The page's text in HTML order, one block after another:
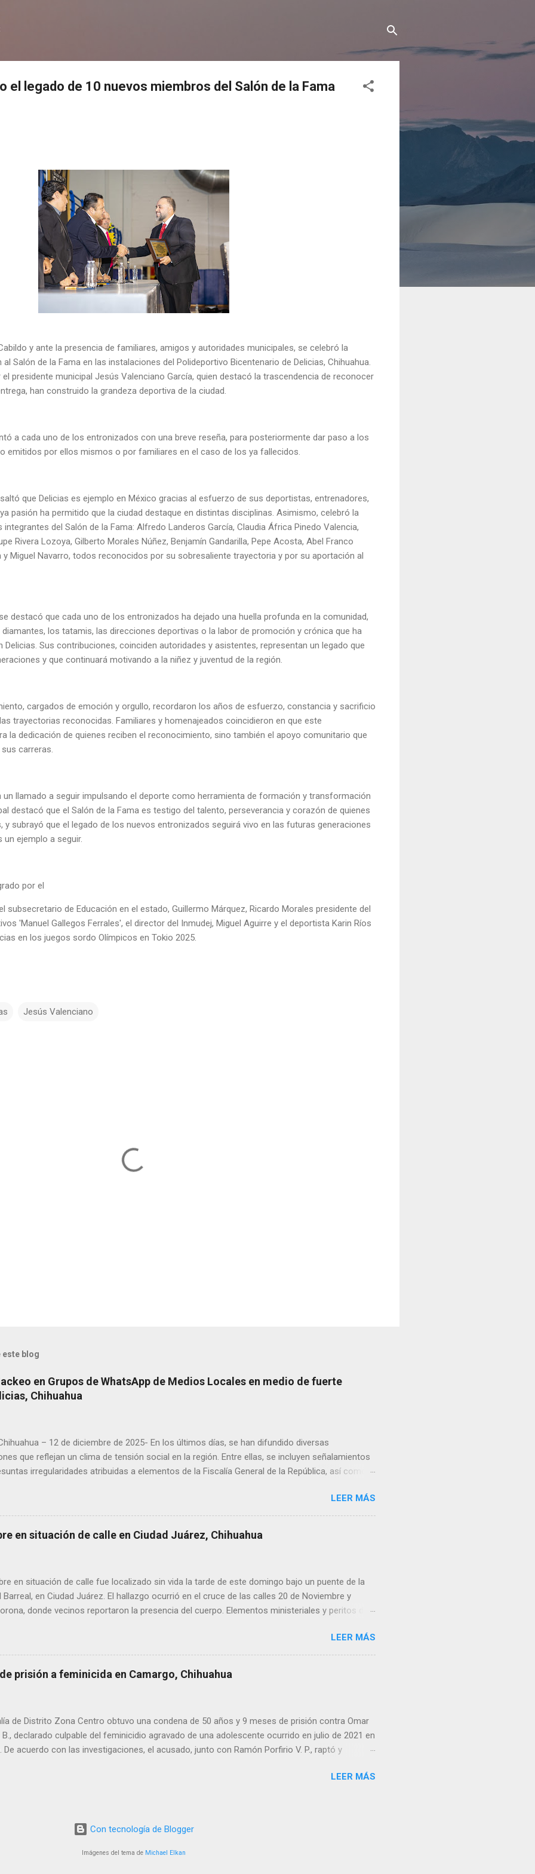
el legado de 10 nuevos miembros del Salón de la Fama
y ante la presencia de familiares, amigos y autoridades municipales, se celebró la
Salón de la Fama en las instalaciones del Polideportivo Bicentenario de Delicias, Chihuahua.
presidente municipal Jesús Valenciano García, quien destacó la trascendencia de reconocer
han construido la grandeza deportiva de la ciudad.
a cada uno de los entronizados con una breve reseña, para posteriormente dar paso a los
emitidos por ellos mismos o por familiares en el caso de los ya fallecidos.
que Delicias es ejemplo en México gracias al esfuerzo de sus deportistas, entrenadores,
pasión ha permitido que la ciudad destaque en distintas disciplinas. Asimismo, celebró la
del Salón de la Fama: Alfredo Landeros García, Claudia África Pinedo Valencia,
Rivera Lozoya, Gilberto Morales Núñez, Benjamín Gandarilla, Pepe Acosta, Abel Franco
y Miguel Navarro, todos reconocidos por su sobresaliente trayectoria y por su aportación al
destacó que cada uno de los entronizados ha dejado una huella profunda en la comunidad,
los tatamis, las direcciones deportivas o la labor de promoción y crónica que ha
Delicias. Sus contribuciones, coinciden autoridades y asistentes, representan un legado que
y que continuará motivando a la niñez y juventud de la región.
cargados de emoción y orgullo, recordaron los años de esfuerzo, constancia y sacrificio
trayectorias reconocidas. Familiares y homenajeados coincidieron en que este
la dedicación de quienes reciben el reconocimiento, sino también el apoyo comunitario que
carreras.
llamado a seguir impulsando el deporte como herramienta de formación y transformación
destacó que el Salón de la Fama es testigo del talento, perseverancia y corazón de quienes
y subrayó que el legado de los nuevos entronizados seguirá vivo en las futuras generaciones
ejemplo a seguir.
por el
subsecretario de Educación en el estado, Guillermo Márquez, Ricardo Morales presidente del
'Manuel Gallegos Ferrales', el director del Inmudej, Miguel Aguirre y el deportista Karin Ríos
en los juegos sordo Olímpicos en Tokio 2025.
Jesús Valenciano
este blog
en Grupos de WhatsApp de Medios Locales en medio de fuerte
Chihuahua
– 12 de diciembre de 2025- En los últimos días, se han difundido diversas
que reflejan un clima de tensión social en la región. Entre ellas, se incluyen señalamientos
irregularidades atribuidas a elementos de la Fiscalía General de la República, así como
Andrea Chávez, se registraron protestas en las que se colocaron lonas con imágenes de la
y del senador Adán Augusto López, acompañadas de mensajes de inconformidad. En este
de alta circulación informativa, se ha detectado un intento de hackeo que ya afectó a
de dos medios locales de Delicias a través de grupos de WhatsApp administrados por
y pregun...
LEER MÁS
en situación de calle en Ciudad Juárez, Chihuahua
en situación de calle fue localizado sin vida la tarde de este domingo bajo un puente de la
Barreal, en Ciudad Juárez. El hallazgo ocurrió en el cruce de las calles 20 de Noviembre y
donde vecinos reportaron la presencia del cuerpo. Elementos ministeriales y peritos de
que el hombre solía pernoctar en ese lugar, aunque desconocen su identidad.LEER MÁS
prisión a feminicida en Camargo, Chihuahua
de Distrito Zona Centro obtuvo una condena de 50 años y 9 meses de prisión contra Omar
B., declarado culpable del feminicidio agravado de una adolescente ocurrido en julio de 2021 en
De acuerdo con las investigaciones, el acusado, junto con Ramón Porfirio V. P., raptó y
Contec. El Tribunal de Enjuiciamiento del Distrito Judicial Camargo ordenó que la pena se
año, Ramón Porfirio V. P. recibió una sentencia de 45 años de prisión por su participación
LEER MÁS
Con tecnología de Blogger
Imágenes del tema de Michael Elkan